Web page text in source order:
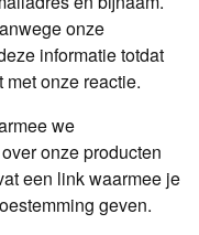
onze
informatie totdat
onze reactie.
we
onze producten
een link waarmee je
geven.